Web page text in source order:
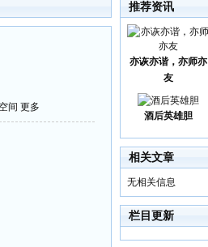
间 更多
推荐资讯
亦诙亦谐，亦师亦
友
酒后英雄胆
相关文章
无相关信息
栏目更新